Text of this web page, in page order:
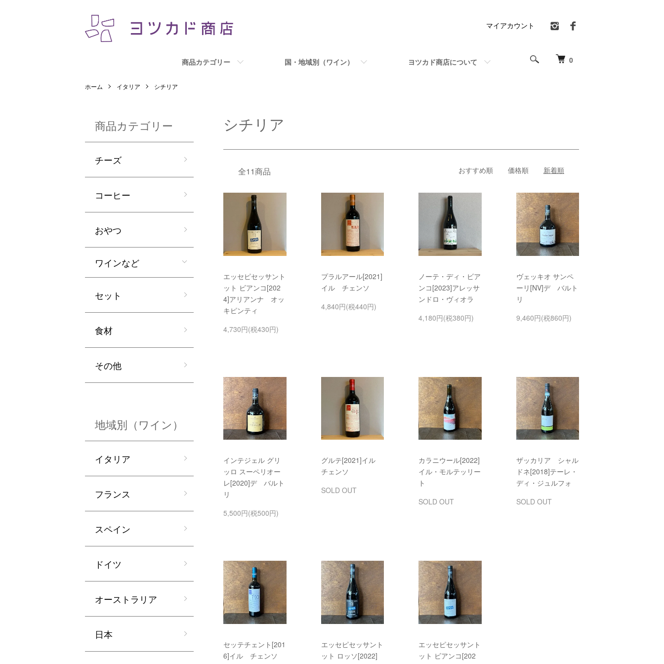
0
商品カテゴリー 国・地域別（ワイン） ヨツカド商店について
マイアカウント
ホーム イタリア シチリア
シチリア
全11商品 おすすめ順 価格順 新着順
エッセピセッサント
ット ビアンコ[202
4]アリアンナ オッ
キピンティ
4,730円(税430円)
プラルアール[2021]
イル チェンソ
4,840円(税440円)
ノーテ・ディ・ビア
ンコ[2023]アレッサ
ンドロ・ヴィオラ
4,180円(税380円)
ヴェッキオ サンペ
ーリ[NV]デ バルト
リ
9,460円(税860円)
インテジェル グリ
ッロ スーペリオー
レ[2020]デ バルト
リ
5,500円(税500円)
グルテ[2021]イル
チェンソ
SOLD OUT
カラニウール[2022]
イル・モルテッリー
ト
SOLD OUT
ザッカリア シャル
ドネ[2018]テーレ・
ディ・ジュルフォ
SOLD OUT
セッテチェント[201
6]イル チェンソ
エッセピセッサント
ット ロッソ[2022]
エッセピセッサント
ット ビアンコ[202
商品カテゴリー
チーズ
コーヒー
おやつ
ワインなど
セット
食材
その他
地域別（ワイン）
イタリア
フランス
スペイン
ドイツ
オーストラリア
日本